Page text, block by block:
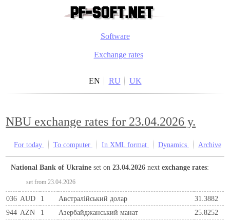
Software
Exchange rates
EN RU UK
NBU exchange rates for 23.04.2026 y.
For today To computer In XML format Dynamics Archive
National Bank of Ukraine set on23.04.2026 nextexchange rates:
set from 23.04.2026
036 AUD 1 Австралійський долар
31.3882
944 AZN 1 Азербайджанський манат
25.8252